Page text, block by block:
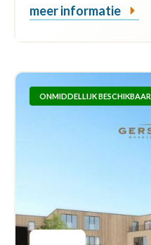
meer informatie
ONMIDDELLIJK BESCHIKBAAR